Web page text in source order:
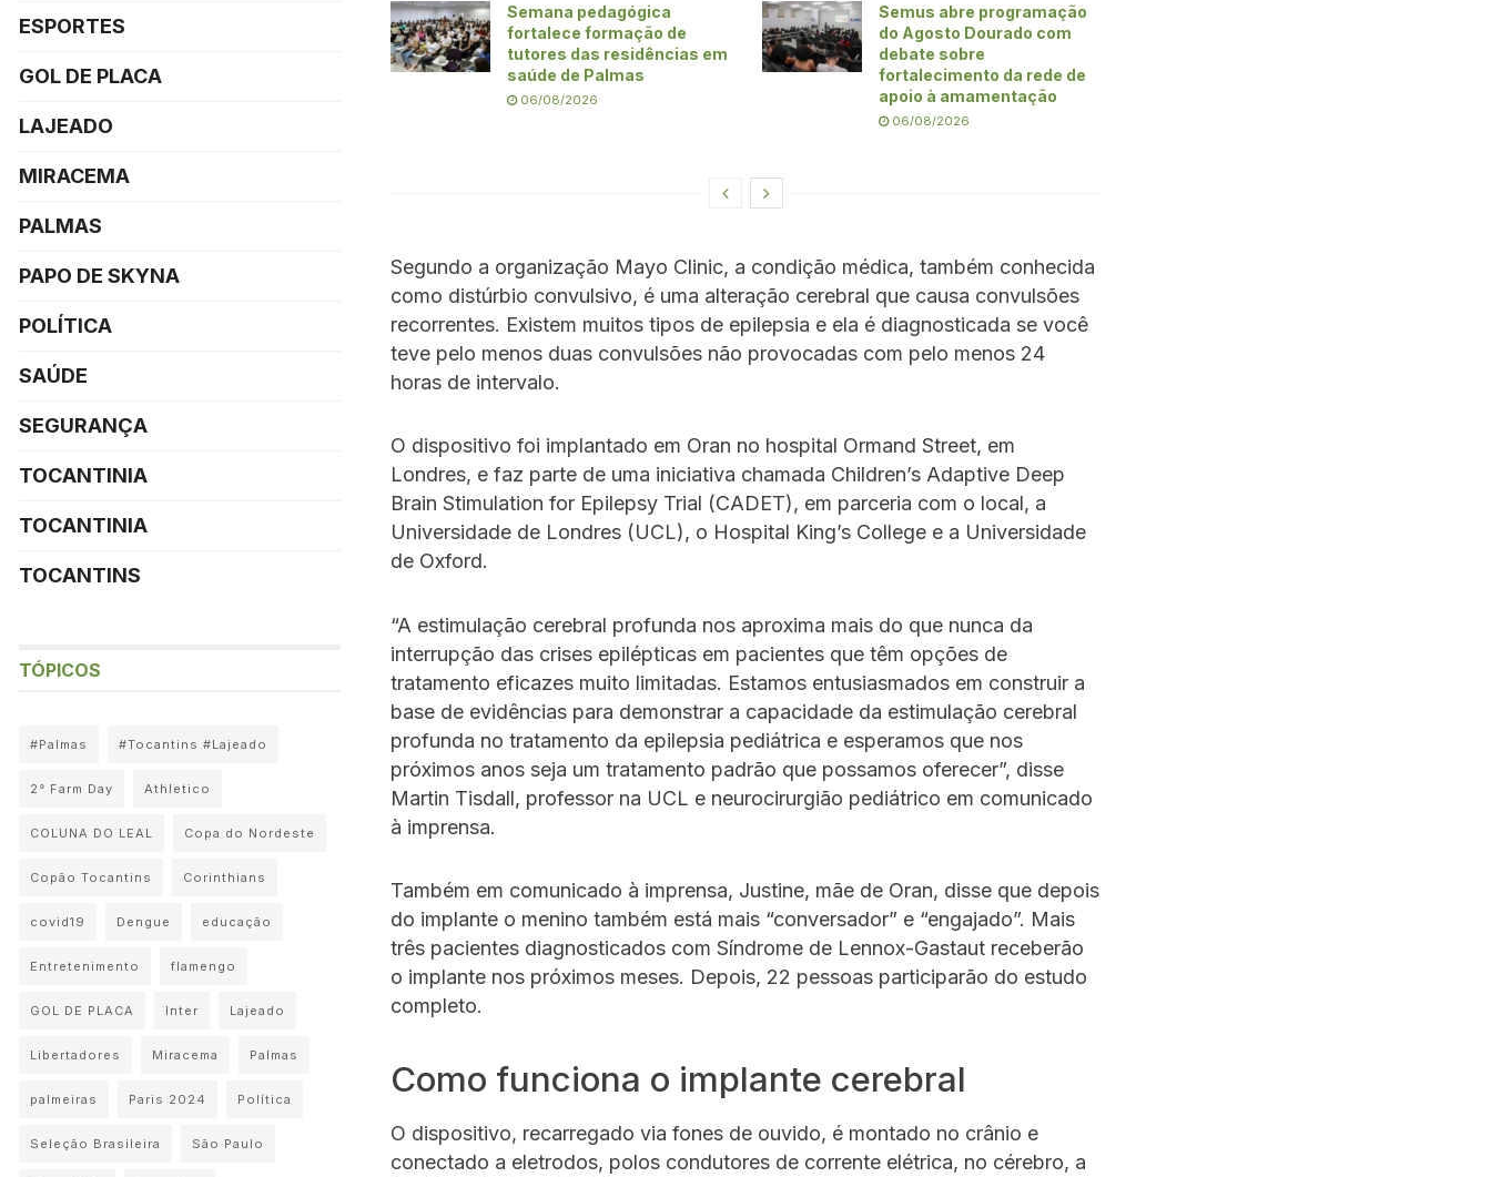
Semana pedagógica
fortalece formação de
tutores das residências em
saúde de Palmas
06/08/2026
Semus abre programação
do Agosto Dourado com
debate sobre
fortalecimento da rede de
apoio à amamentação
06/08/2026
Segundo a organização Mayo Clinic, a condição médica, também conhecida
como distúrbio convulsivo, é uma alteração cerebral que causa convulsões
recorrentes. Existem muitos tipos de epilepsia e ela é diagnosticada se você
teve pelo menos duas convulsões não provocadas com pelo menos 24
horas de intervalo.
O dispositivo foi implantado em Oran no hospital Ormand Street, em
Londres, e faz parte de uma iniciativa chamada Children’s Adaptive Deep
Brain Stimulation for Epilepsy Trial (CADET), em parceria com o local, a
Universidade de Londres (UCL), o Hospital King’s College e a Universidade
de Oxford.
“A estimulação cerebral profunda nos aproxima mais do que nunca da
interrupção das crises epilépticas em pacientes que têm opções de
tratamento eficazes muito limitadas. Estamos entusiasmados em construir a
base de evidências para demonstrar a capacidade da estimulação cerebral
profunda no tratamento da epilepsia pediátrica e esperamos que nos
próximos anos seja um tratamento padrão que possamos oferecer”, disse
Martin Tisdall, professor na UCL e neurocirurgião pediátrico em comunicado
à imprensa.
Também em comunicado à imprensa, Justine, mãe de Oran, disse que depois
do implante o menino também está mais “conversador” e “engajado”. Mais
três pacientes diagnosticados com Síndrome de Lennox-Gastaut receberão
o implante nos próximos meses. Depois, 22 pessoas participarão do estudo
completo.
Como funciona o implante cerebral
O dispositivo, recarregado via fones de ouvido, é montado no crânio e
conectado a eletrodos, polos condutores de corrente elétrica, no cérebro, a
ESPORTES
GOL DE PLACA
LAJEADO
MIRACEMA
PALMAS
PAPO DE SKYNA
POLÍTICA
SAÚDE
SEGURANÇA
TOCANTINIA
TOCANTINIA
TOCANTINS
TÓPICOS
#Palmas #Tocantins #Lajeado
2° Farm Day Athletico
COLUNA DO LEAL Copa do Nordeste
Copão Tocantins Corinthians
covid19 Dengue educação
Entretenimento flamengo
GOL DE PLACA Inter Lajeado
Libertadores Miracema Palmas
palmeiras Paris 2024 Política
Seleção Brasileira São Paulo